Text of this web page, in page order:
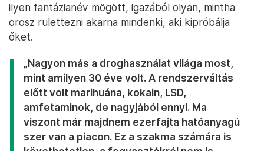
ilyen fantázianév mögött, igazából olyan, mintha
orosz rulettezni akarna mindenki, aki kipróbálja
őket.
„Nagyon más a droghasználat világa most,
mint amilyen 30 éve volt. A rendszerváltás
előtt volt marihuána, kokain, LSD,
amfetaminok, de nagyjából ennyi. Ma
viszont már majdnem ezerfajta hatóanyagú
szer van a piacon. Ez a szakma számára is